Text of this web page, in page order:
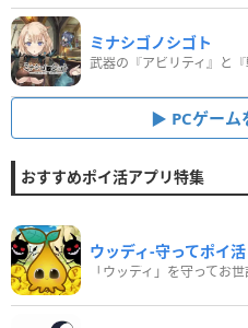
ミナシゴノシゴト
PCゲーム
おすすめポイ活アプリ特集
ウッディ‐守ってポイ活
「ウッディ」を守ってお